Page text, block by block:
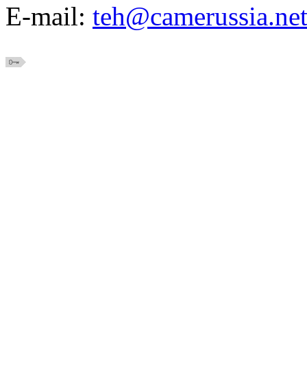
E-mail: teh@camerussia.net